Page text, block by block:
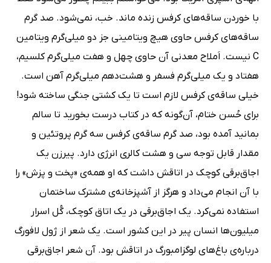
با خوردن ساقه‌های کرفس زنده ماند. خب، نمی‌شود. صد گرم
ساقه‌های کرفس حاوی هیچ ویتامینی جز دو میلی‌گرم ویتامین
C نیست. اَملاح معدنی آن حاوی چهل و هفت میلی‌گرم کلسیم،
هفتاد و یک میلی‌گرم فسفر و هشت‌دهم میلی‌گرم آهن است.
خیلی ساقه‌ی کرفس لازم است تا یک کشتی جنگی ساخته شود!
برای حُسن ختام، آن‌گونه که در کتاب درست بخورید تا سالم
بمانید آمده بود، صد گرم ساقه‌ی کرفس سه گرم پروتئین و
مقدار قابل توجه سی و هشت کالری انرژی دارد. پیرزن یک
اجاق‌برقی کوچک در اتاقش داشت که او همه‌ی «پخت و پزش» را
با آن انجام می‌داد و هرگز از آشپزخانه‌ی مشترک ساختمان
استفاده نمی‌کرد. یک اجاق‌برقی در یک اتاق کوچک، گُل اسرار
میلیون‌ها انسان پیر در این کشور است. یک شعر از ژول لافورگ
درباره‌ی باغ‌های لوگزامبورگ در اتاقش بود. آن شعر اجاق‌برقی